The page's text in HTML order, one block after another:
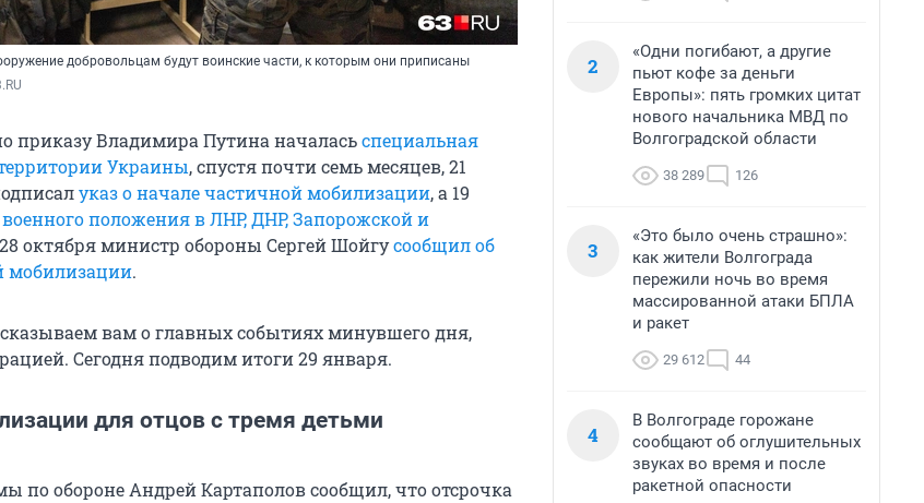
добровольцам будут воинские части, к которым они приписаны
приказу Владимира Путина началасьспециальная
Украины, спустя почти семь месяцев, 21
указ о начале частичной мобилизации, а 19
положения в ЛНР, ДНР, Запорожской и
октября министр обороны Сергей Шойгусообщил об
мобилизации.
вам о главных событиях минувшего дня,
Сегодня подводим итоги 29 января.
для отцов с тремя детьми
по обороне Андрей Картаполов сообщил, что отсрочка
2
«Одни погибают, а другие
пьют кофе за деньги
Европы»: пять громких цитат
нового начальника МВД по
Волгоградской области
38 289 126
3
«Это было очень страшно»:
как жители Волгограда
пережили ночь во время
массированной атаки БПЛА
и ракет
29 612 44
4
В Волгограде горожане
сообщают об оглушительных
звуках во время и после
ракетной опасности